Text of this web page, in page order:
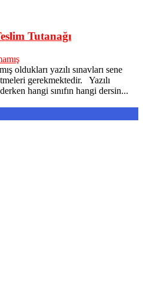
Tutanağı
oldukları yazılı sınavları sene
gerekmektedir. Yazılı
hangi sınıfın hangi dersin...